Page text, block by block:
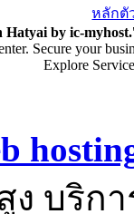
หลักตั
Hatyai by ic-myhost.
Secure your
Explore
บริกา